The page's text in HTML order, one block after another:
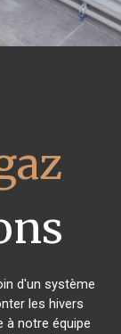
d'un système
les hivers
à notre équipe